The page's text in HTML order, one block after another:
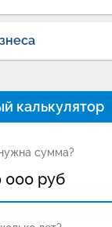
калькулятор
сумма?
000руб